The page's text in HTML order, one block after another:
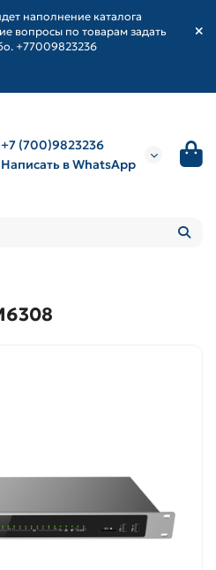
наполнение каталога
вопросы по товарам задать
+77009823236
+7 (700)9823236
Написать в WhatsApp